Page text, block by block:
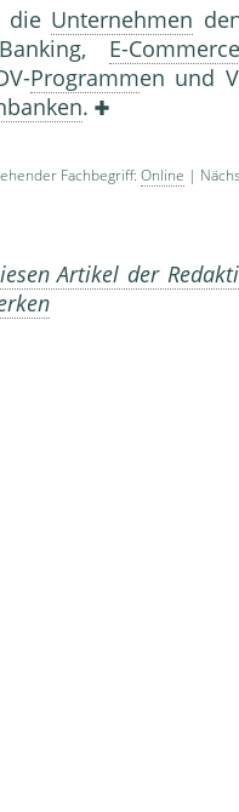
die Unternehmen
E-Commerce
Programmen und
.
Fachbegriff: Online |
Artikel der